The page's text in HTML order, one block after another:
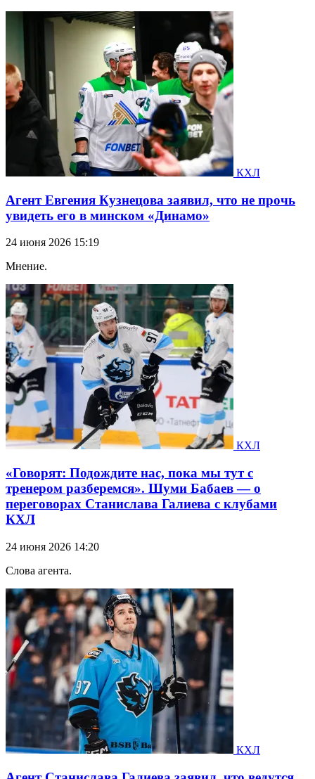
КХЛ
Агент Евгения Кузнецова заявил, что не прочь
увидеть его в минском «Динамо»
24 июня 2026 15:19
Мнение.
КХЛ
«Говорят: Подождите нас, пока мы тут с
тренером разберемся». Шуми Бабаев — о
переговорах Станислава Галиева с клубами
КХЛ
24 июня 2026 14:20
Слова агента.
КХЛ